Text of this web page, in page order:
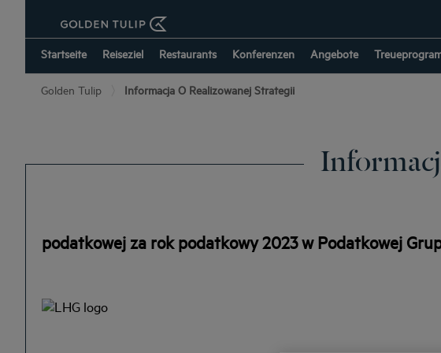
Startseite Reiseziel Restaurants Konferenzen Angebote
Golden Tulip Informacja O Realizowanej Strategii
podatkowej za rok podatkowy 2023 w Podatkowej